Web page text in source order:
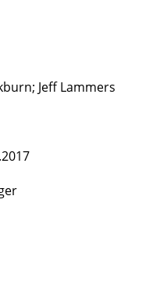
Jeff Lammers